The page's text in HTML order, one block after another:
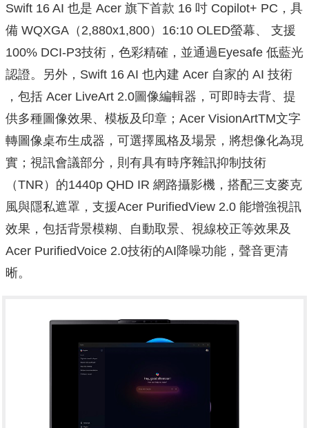
Swift 16 AI 也是 Acer 旗下首款 16 吋 Copilot+ PC，具
備 WQXGA（2,880x1,800）16:10 OLED螢幕、 支援
100% DCI-P3技術，色彩精確，並通過Eyesafe 低藍光
認證。另外，Swift 16 AI 也內建 Acer 自家的 AI 技術
，包括 Acer LiveArt 2.0圖像編輯器，可即時去背、提
供多種圖像效果、模板及印章；Acer VisionArtTM文字
轉圖像桌布生成器，可選擇風格及場景，將想像化為現
實；視訊會議部分，則有具有時序雜訊抑制技術
（TNR）的1440p QHD IR 網路攝影機，搭配三支麥克
風與隱私遮罩，支援Acer PurifiedView 2.0 能增強視訊
效果，包括背景模糊、自動取景、視線校正等效果及
Acer PurifiedVoice 2.0技術的AI降噪功能，聲音更清
晰。